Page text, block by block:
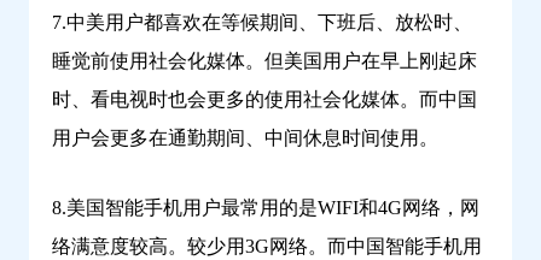
7.中美用户都喜欢在等候期间、下班后、放松时、
睡觉前使用社会化媒体。但美国用户在早上刚起床
时、看电视时也会更多的使用社会化媒体。而中国
用户会更多在通勤期间、中间休息时间使用。
8.美国智能手机用户最常用的是WIFI和4G网络，网
络满意度较高。较少用3G网络。而中国智能手机用